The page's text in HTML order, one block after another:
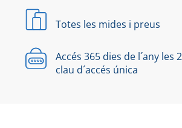
Totes les mides i preus
Accés 365 dies de l´any les
clau d´accés única